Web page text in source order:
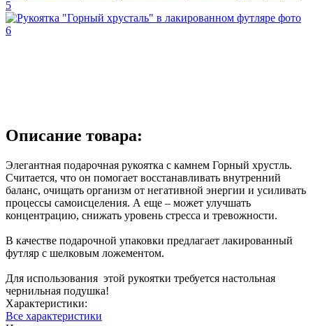
Описание товара:
Элегантная подарочная рукоятка с камнем Горный хрустль.
Считается, что он помогает восстанавливать внутренний
баланс, очищать организм от негативной энергии и усиливать
процессы самоисцеления. А еще – может улучшать
концентрацию, снижать уровень стресса и тревожности.
В качестве подарочной упаковки предлагает лакированный
футляр с шелковым ложементом.
Для использования этой рукоятки требуется настольная
чернильная подушка!
Характеристики:
Все характеристики